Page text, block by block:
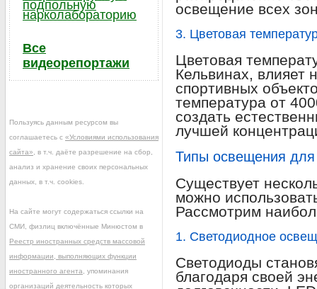
освещение всех
3. Цветовая
Цветовая
Кельвинах, влияет
спортивных
температура от
создать
лучшей
Типы освещения для
Существует
можно
Рассмотрим
1. Светодиодное
Светодиоды
благодаря своей
подпольную
нарколабораторию
Все
видеорепортажи
Пользуясь данным ресурсом вы
соглашаетесь с «Условиями использования
сайта» , в т.ч. даёте разрешение на сбор,
анализ и хранение своих персональных
данных, в т.ч. cookies.
На сайте могут содержаться ссылки на
СМИ, физлиц включённые Минюстом в
Реестр иностранных средств массовой
информации, выполняющих функции
иностранного агента , упоминания
организаций деятельность которых